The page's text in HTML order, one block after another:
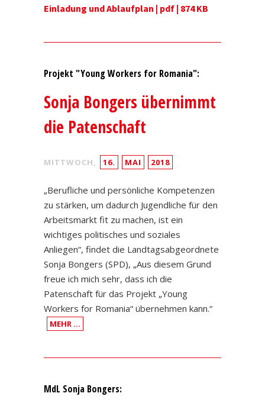
Einladung und Ablaufplan | pdf | 874 KB
Projekt "Young Workers for Romania":
Sonja Bongers übernimmt
die Patenschaft
MITTWOCH, 16. MAI 2018
„Berufliche und persönliche Kompetenzen
zu stärken, um dadurch Jugendliche für den
Arbeitsmarkt fit zu machen, ist ein
wichtiges politisches und soziales
Anliegen“, findet die Landtagsabgeordnete
Sonja Bongers (SPD), „Aus diesem Grund
freue ich mich sehr, dass ich die
Patenschaft für das Projekt „Young
Workers for Romania“ übernehmen kann.“
MEHR …
MdL Sonja Bongers: